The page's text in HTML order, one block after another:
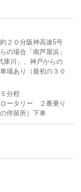
２０分阪神高速5号
の場合「南芦屋浜」
川」、神戸からの
場あり（最初の３０
分程
ータリー ２番乗り
停留所）下車